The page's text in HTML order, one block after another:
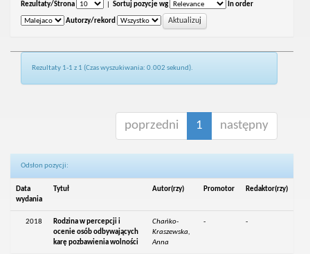
Rezultaty/Strona Sortuj pozycje wg In order
Autorzy/rekord
Rezultaty 1-1 z 1 (Czas wyszukiwania: 0.002 sekund).
poprzedni 1 następny
Odsłon pozycji:
Data
wydania
Tytuł Autor(rzy) Promotor Redaktor(rzy)
2018
Rodzina w percepcji i
ocenie osób odbywających
karę pozbawienia wolności
Chańko-
Kraszewska,
Anna
- -